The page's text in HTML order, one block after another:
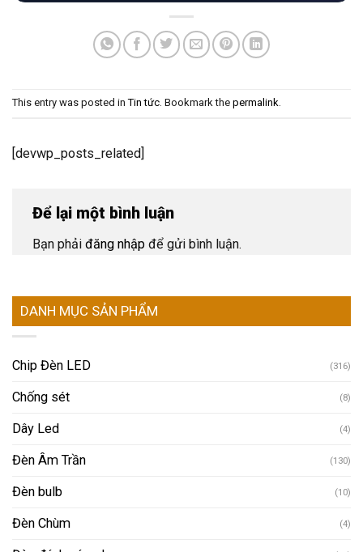
This entry was posted inTin tức. Bookmark the permalink.
[devwp_posts_related]
Để lại một bình luận
Bạn phải đăng nhập để gửi bình luận.
DANH MỤC SẢN PHẨM
Chip Đèn LED (316)
Chống sét (8)
Dây Led (4)
Đèn Âm Trần (130)
Đèn bulb (10)
Đèn Chùm (4)